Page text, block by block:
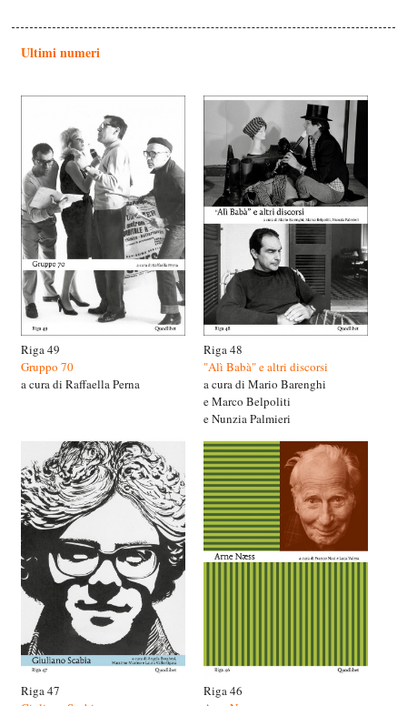
Ultimi numeri
Riga 49
Gruppo 70
a cura di Raffaella Perna
Riga 48
"Alì Babà" e altri discorsi
a cura di Mario Barenghi
e Marco Belpoliti
e Nunzia Palmieri
Riga 47
Riga 46